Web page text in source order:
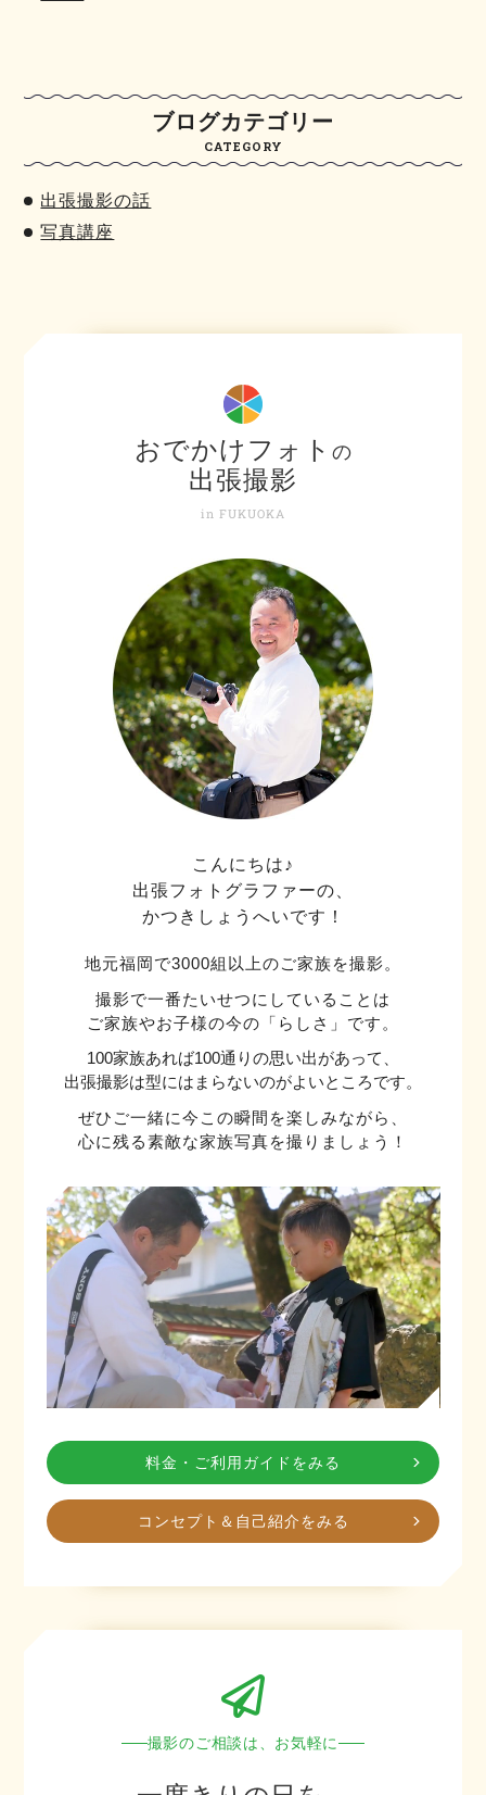
ブログカテゴリー
CATEGORY
出張撮影の話
写真講座
おでかけフォト の
出張撮影
in FUKUOKA
こんにちは♪
出張フォトグラファーの、
かつきしょうへいです！
地元福岡で3000組以上のご家族を撮影。
撮影で一番たいせつにしていることは
ご家族やお子様の今の「らしさ」です。
100家族あれば100通りの思い出があって、
出張撮影は型にはまらないのがよいところです。
ぜひご一緒に今この瞬間を楽しみながら、
心に残る素敵な家族写真を撮りましょう！
料金・ご利用ガイドをみる
コンセプト＆自己紹介をみる
撮影のご相談は、お気軽に